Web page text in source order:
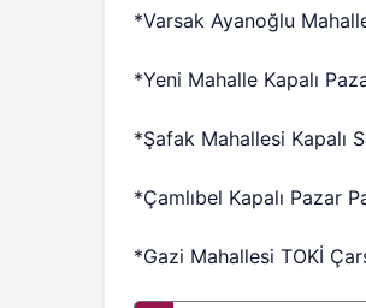
*Varsak Ayanoğlu
*Yeni Mahalle Kapalı
*Şafak Mahallesi Kapalı
*Çamlıbel Kapalı Pazar
*Gazi Mahallesi TOKİ